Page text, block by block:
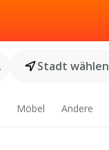
Stadt wählen
Möbel Andere